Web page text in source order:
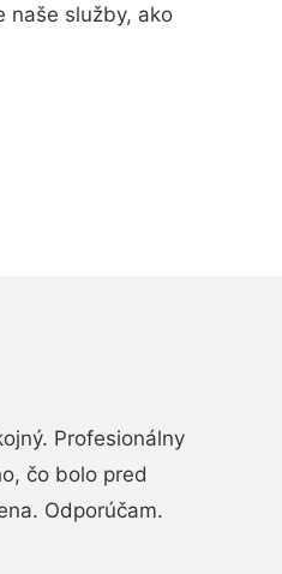
naše služby, ako
Profesionálny
čo bolo pred
Odporúčam.